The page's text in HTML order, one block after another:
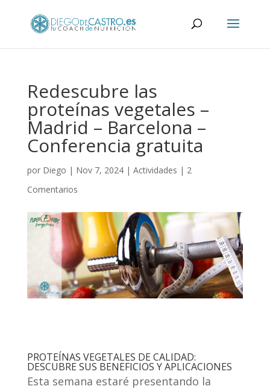
Redescubre las
proteínas vegetales –
Madrid – Barcelona –
Conferencia gratuita
por Diego | Nov 7, 2024| Actividades | 2
Comentarios
PROTEÍNAS VEGETALES DE CALIDAD:
DESCUBRE SUS BENEFICIOS Y APLICACIONES
Esta semana estaré presentando la